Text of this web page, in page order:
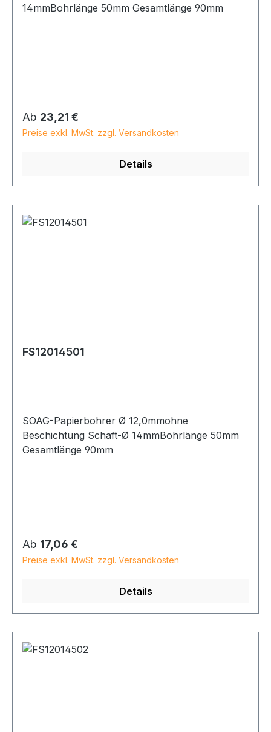
14mmBohrlänge 50mm Gesamtlänge 90mm
Regulärer Preis:
Ab 23,21 €
Preise exkl. MwSt. zzgl. Versandkosten
Details
FS12014501
SOAG-Papierbohrer Ø 12,0mmohne
Beschichtung Schaft-Ø 14mmBohrlänge 50mm
Gesamtlänge 90mm
Regulärer Preis:
Ab 17,06 €
Preise exkl. MwSt. zzgl. Versandkosten
Details